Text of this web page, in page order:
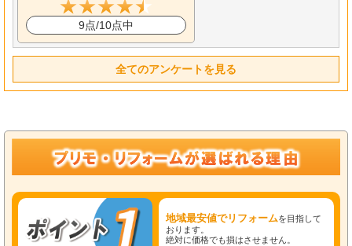
9点/10点中
全てのアンケートを見る
地域最安値でリフォームを目指して
おります。
絶対に価格でも損はさせません。